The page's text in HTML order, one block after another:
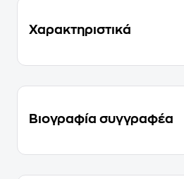
Χαρακτηριστικά
Βιογραφία συγγραφέα